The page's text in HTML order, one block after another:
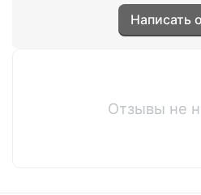
Написать
Отзывы не